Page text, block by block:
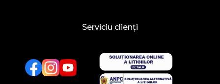
Serviciu clienți
FacebookTwitterYouTube